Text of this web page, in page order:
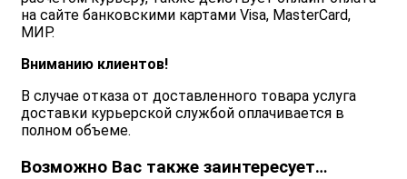
на сайте банковскими картами Visa, MasterCard,
МИР.
Вниманию клиентов!
В случае отказа от доставленного товара услуга
доставки курьерской службой оплачивается в
полном объеме.
Возможно Вас также заинтересует…